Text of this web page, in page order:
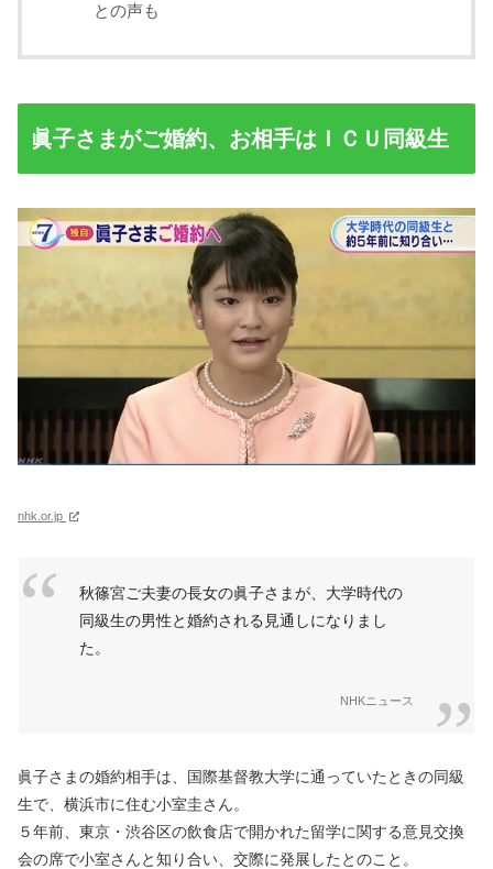
との声も
眞子さまがご婚約、お相手はＩＣＵ同級生
nhk.or.jp
秋篠宮ご夫妻の長女の眞子さまが、大学時代の
同級生の男性と婚約される見通しになりまし
た。
NHKニュース
眞子さまの婚約相手は、国際基督教大学に通っていたときの同級
生で、横浜市に住む小室圭さん。
５年前、東京・渋谷区の飲食店で開かれた留学に関する意見交換
会の席で小室さんと知り合い、交際に発展したとのこと。